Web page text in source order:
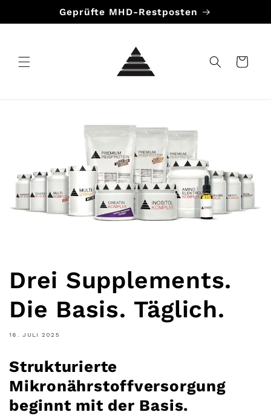
Inhalt
Geprüfte MHD-Restposten
Warenkorb
Drei Supplements.
Die Basis. Täglich.
16. JULI 2025
Strukturierte
Mikronährstoffversorgung
beginnt mit der Basis.